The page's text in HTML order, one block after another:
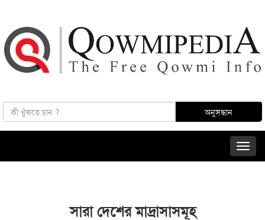
সারা দেশের মাদ্রাসাসমূহ